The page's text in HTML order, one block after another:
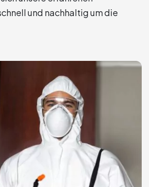
und nachhaltig um die